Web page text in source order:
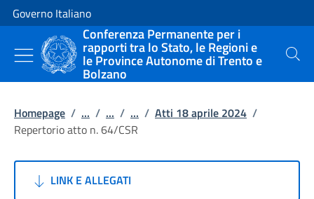
Vai al contenuto
Vai alla navigazione del sito
Governo Italiano
Conferenza Permanente per i
rapporti tra lo Stato, le Regioni e
le Province Autonome di Trento e
Bolzano
Cerca
Homepage / ... / ... / ... / Atti 18 aprile 2024 /
Repertorio atto n. 64/CSR
LINK E ALLEGATI